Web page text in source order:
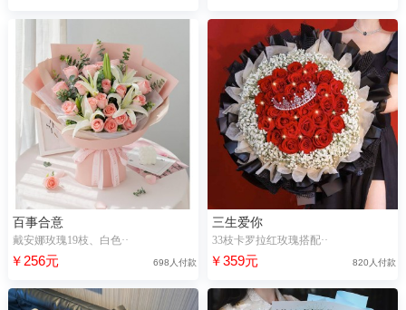
百事合意
戴安娜玫瑰19枝、白色··
￥256元 698人付款
三生爱你
33枝卡罗拉红玫瑰搭配··
￥359元 820人付款